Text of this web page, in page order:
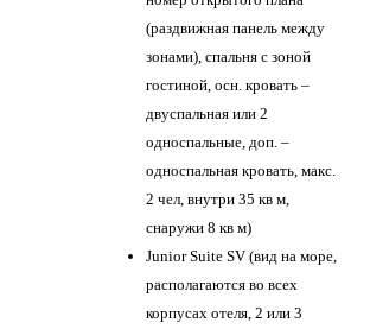
(раздвижная панель между
зонами), спальня с зоной
гостиной, осн. кровать –
двуспальная или 2
односпальные, доп. –
односпальная кровать, макс.
2 чел, внутри 35 кв м,
снаружи 8 кв м)
Junior Suite SV (вид на море,
располагаются во всех
корпусах отеля, 2 или 3